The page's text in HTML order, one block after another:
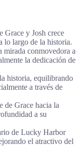
Grace y Josh crece
lo largo de la historia.
mirada conmovedora a
la dedicación de
historia, equilibrando
a través de
de Grace hacia la
a su
de Lucky Harbor
el atractivo del